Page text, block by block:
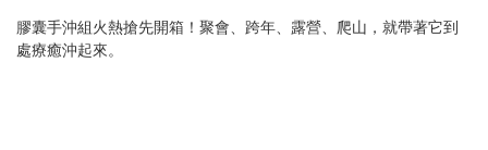
膠囊手沖組火熱搶先開箱！聚會、跨年、露營、爬山，就帶著它到
處療癒沖起來。